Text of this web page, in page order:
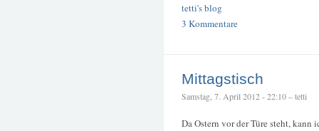
tetti's blog
3 Kommentare
Mittagstisch
Samstag, 7. April 2012 - 22:10 – tetti
Da Ostern vor der Türe steht, kann